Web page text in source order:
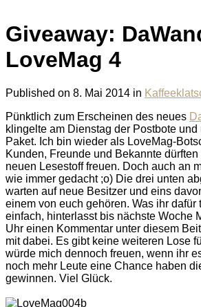
Giveaway:
LoveMag 4
Published on 8. Mai 2014 in
Pünktlich zum Erscheinen des neues
klingelte am Dienstag der Postbote
Paket. Ich bin wieder als LoveMag-
Kunden, Freunde und Bekannte
neuen Lesestoff freuen. Doch auch an
wie immer gedacht ;o) Die drei unten
warten auf neue Besitzer und eins
einem von euch gehören. Was ihr dafür
einfach, hinterlasst bis nächste Woche
Uhr einen Kommentar unter diesem
mit dabei. Es gibt keine weiteren Lose
würde mich dennoch freuen, wenn ihr
noch mehr Leute eine Chance haben
gewinnen. Viel Glück.